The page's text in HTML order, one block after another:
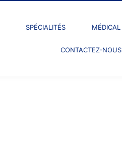
SPÉCIALITÉS MÉDICAL
CONTACTEZ-NOUS